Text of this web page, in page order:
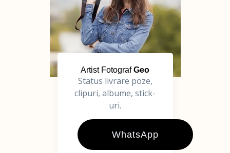
Artist FotografGeo
Status livrare poze,
clipuri, albume, stick-
uri.
WhatsApp